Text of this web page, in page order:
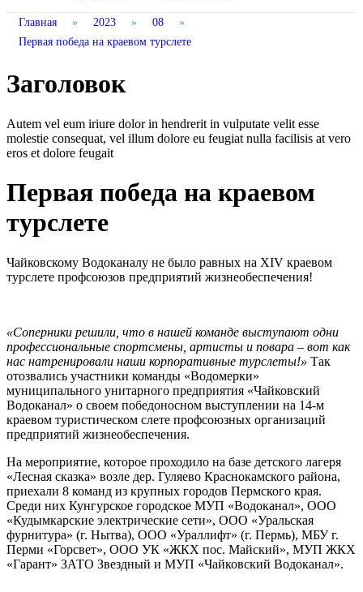
Главная » 2023 » 08
»
Первая победа на краевом турслете
Заголовок
Autem vel eum iriure dolor in hendrerit in vulputate velit esse
molestie consequat, vel illum dolore eu feugiat nulla facilisis at vero
eros et dolore feugait
Первая победа на краевом
турслете
Чайковскому Водоканалу не было равных на XIV краевом
турслете профсоюзов предприятий жизнеобеспечения!
«Соперники решили, что в нашей команде выступают одни
профессиональные спортсмены, артисты и повара – вот как
нас натренировали наши корпоративные турслеты!» Так
отозвались участники команды «Водомерки»
муниципального унитарного предприятия «Чайковский
Водоканал» о своем победоносном выступлении на 14-м
краевом туристическом слете профсоюзных организаций
предприятий жизнеобеспечения.
На мероприятие, которое проходило на базе детского лагеря
«Лесная сказка» возле дер. Гуляево Краснокамского района,
приехали 8 команд из крупных городов Пермского края.
Среди них Кунгурское городское МУП «Водоканал», ООО
«Кудымкарские электрические сети», ООО «Уральская
фурнитура» (г. Нытва), ООО «Ураллифт» (г. Пермь), МБУ г.
Перми «Горсвет», ООО УК «ЖКХ пос. Майский», МУП ЖКХ
«Гарант» ЗАТО Звездный и МУП «Чайковский Водоканал».